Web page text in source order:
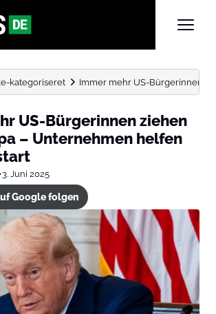
kategoriseret Immer mehr US-Bürgerinnen
US-Bürgerinnen ziehen
– Unternehmen helfen
•3. Juni 2025
Google folgen